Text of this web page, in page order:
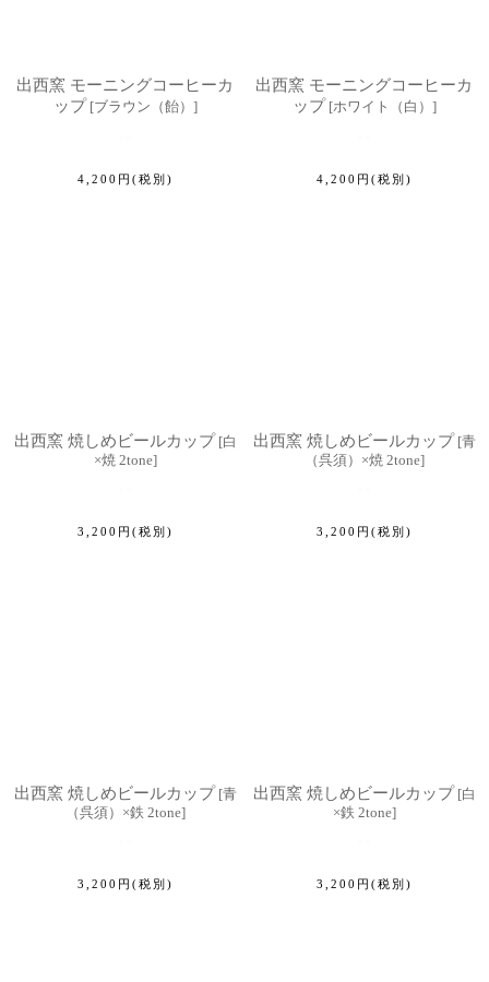
出西窯 モーニングコーヒーカ
ップ [ブラウン（飴） ]
4,200 円 (税別)
出西窯 モーニングコーヒーカ
ップ [ホワイト（白） ]
4,200 円 (税別)
出西窯 焼しめビールカップ [白
×焼 2tone]
3,200 円 (税別)
出西窯 焼しめビールカップ [青
（呉須）×焼 2tone]
3,200 円 (税別)
出西窯 焼しめビールカップ [青
（呉須）×鉄 2tone]
3,200 円 (税別)
出西窯 焼しめビールカップ [白
×鉄 2tone]
3,200 円 (税別)